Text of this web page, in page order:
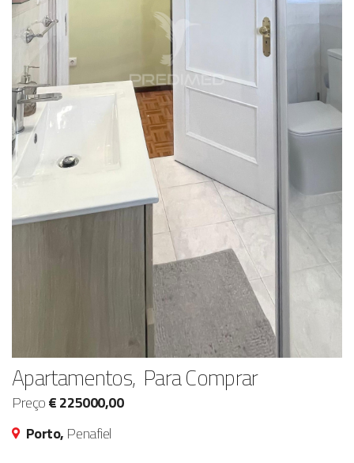
Apartamentos, Para Comprar
Preço€ 225000,00
Porto, Penafiel